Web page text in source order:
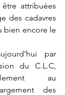
attribuées
des cadavres
bien encore le
par
du C.L.C,
au
des